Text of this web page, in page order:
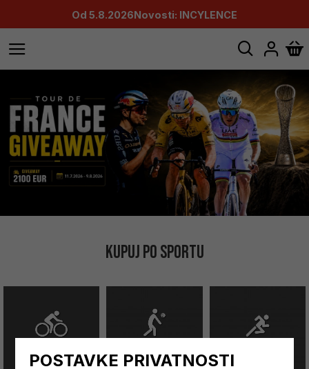
Od 5.8.2026Novosti: INCYLENCE
KUPUJ PO SPORTU
POSTAVKE PRIVATNOSTI